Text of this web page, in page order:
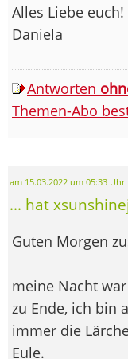
Alles Liebe euch!
Daniela
Antworten
Themen-Abo
am 15.03.2022 um 05:33 Uhr
... hat
Guten Morgen
meine Nacht
zu Ende, ich bin
immer die
Eule.